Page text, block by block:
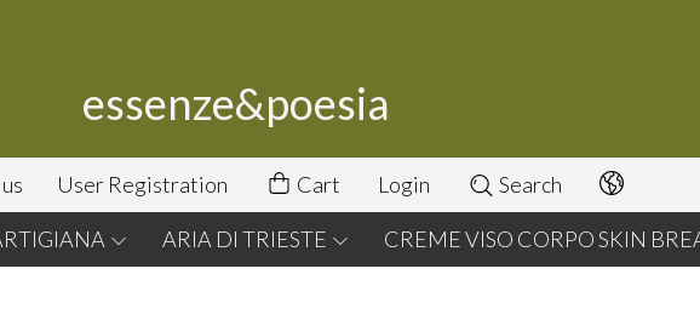
essenze&poesia
User Registration Cart Login Search
ARIA DI TRIESTE CREME VISO CORPO SKIN